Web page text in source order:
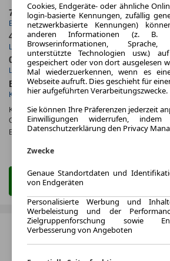
7.2025
Erstzulassung
5.000,0
Jahrliche
48 Monate
Laufzeit
530 km
0.6
Leasingfaktor
ca. 135
Leistung
Benzin
Kraftstoff
Kraftstoffverbr.¹: ca. 7,3 l/100km(komb.)
CO
-Emissionen*:ca. 166 g/km(komb.)
Effizienzklasse: F
Zum Leasing Angebot
Cookies, Endgeräte- oder ähnliche
login-basierte Kennungen, zufällig
netzwerkbasierte Kennungen)
anderen Informationen (z. B.
Browserinformationen, Sprache,
unterstützte Technologien usw.)
gespeichert oder von dort ausgelesen
Mal wiederzuerkennen, wenn es
Webseite aufruft. Dies geschieht für
hier aufgeführten Verarbeitungszwecke.
Sie können Ihre Präferenzen jederzeit
Einwilligungen widerrufen,
Datenschutzerklärung den Privacy
Zwecke
Genaue Standortdaten und
von Endgeräten
Personalisierte Werbung und
Werbeleistung und der
Zielgruppenforschung sowie
Verbesserung von Angeboten